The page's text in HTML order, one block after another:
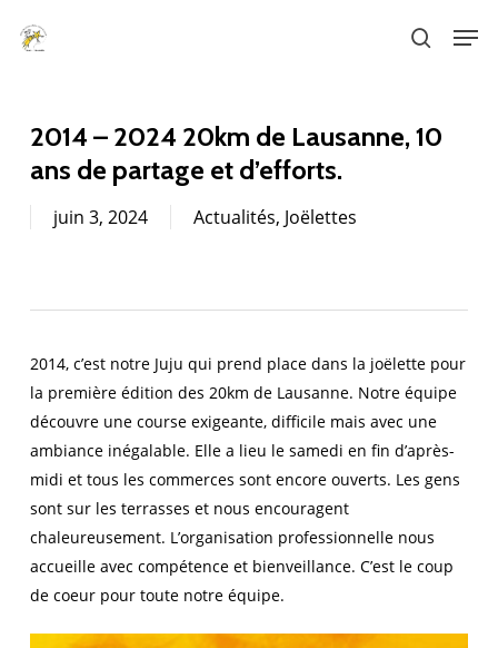
search
2014 – 2024 20km de Lausanne, 10
ans de partage et d’efforts.
juin 3, 2024 Actualités, Joëlettes
2014, c’est notre Juju qui prend place dans la joëlette pour
la première édition des 20km de Lausanne. Notre équipe
découvre une course exigeante, difficile mais avec une
ambiance inégalable. Elle a lieu le samedi en fin d’après-
midi et tous les commerces sont encore ouverts. Les gens
sont sur les terrasses et nous encouragent
chaleureusement. L’organisation professionnelle nous
accueille avec compétence et bienveillance. C’est le coup
de coeur pour toute notre équipe.